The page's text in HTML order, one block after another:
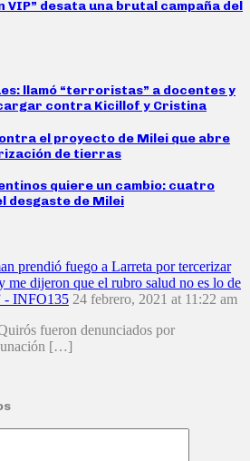
VIP” desata una brutal campaña del
llamó “terroristas” a docentes y
contra Kicillof y Cristina
el proyecto de Milei que abre
de tierras
quiere un cambio: cuatro
desgaste de Milei
prendió fuego a Larreta por tercerizar
me dijeron que el rubro salud no es lo de
- INFO135 24 febrero, 2021 at 11:22 am
fueron denunciados por
[…]